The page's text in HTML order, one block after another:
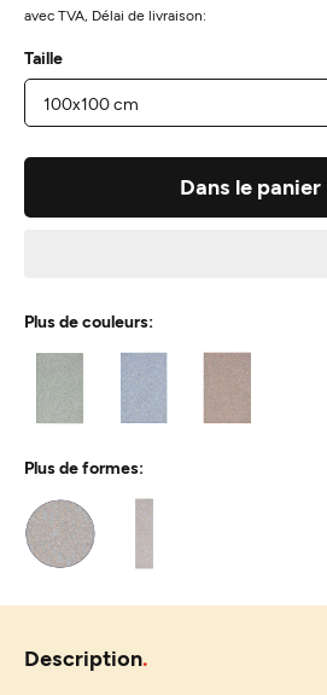
avec TVA, Délai de livraison:
Taille
Dans le panier
Plus de couleurs:
Plus de formes:
Description